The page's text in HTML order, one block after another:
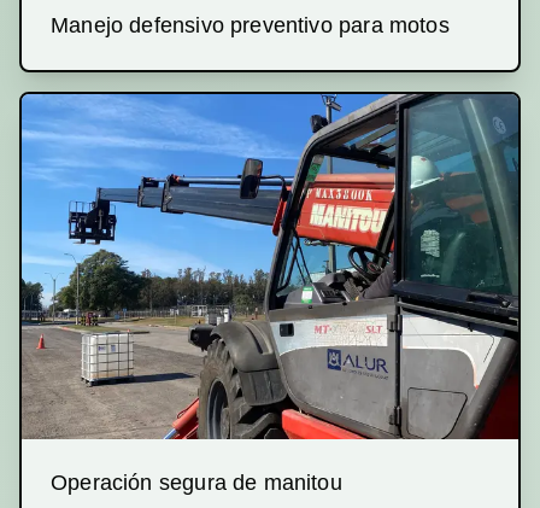
Manejo defensivo preventivo para motos
Operación segura de manitou